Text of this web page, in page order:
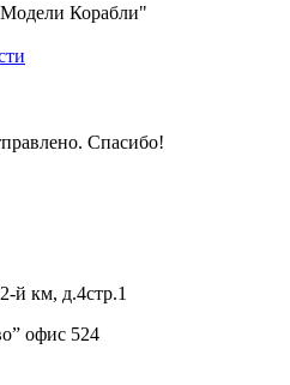
Корабли"
Спасибо!
й км, д.4стр.1
офис 524